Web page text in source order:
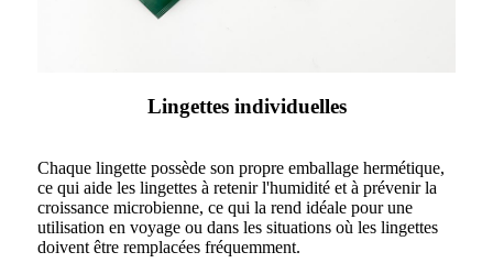
Lingettes individuelles
Chaque lingette possède son propre emballage hermétique,
ce qui aide les lingettes à retenir l'humidité et à prévenir la
croissance microbienne, ce qui la rend idéale pour une
utilisation en voyage ou dans les situations où les lingettes
doivent être remplacées fréquemment.